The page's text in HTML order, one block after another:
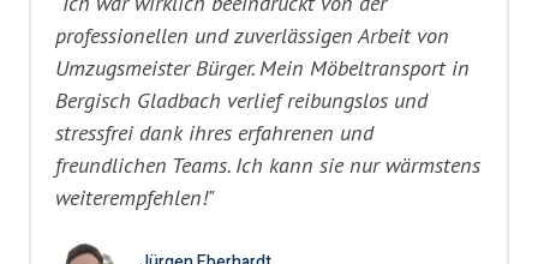
professionellen und zuverlässigen Arbeit von
Umzugsmeister Bürger. Mein Möbeltransport in
Bergisch Gladbach verlief reibungslos und
stressfrei dank ihres erfahrenen und
freundlichen Teams. Ich kann sie nur wärmstens
weiterempfehlen!"